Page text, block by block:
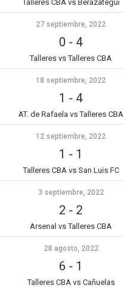
Talleres CBA vs Berazategui
27 septiembre, 2022
0 -4
Talleres vs Talleres CBA
18 septiembre, 2022
1 -4
AT. de Rafaela vs Talleres CBA
12 septiembre, 2022
1 - 1
Talleres CBA vs San Luis FC
3 septiembre, 2022
2 - 2
Arsenal vs Talleres CBA
28 agosto, 2022
6 - 1
Talleres CBA vs Cañuelas